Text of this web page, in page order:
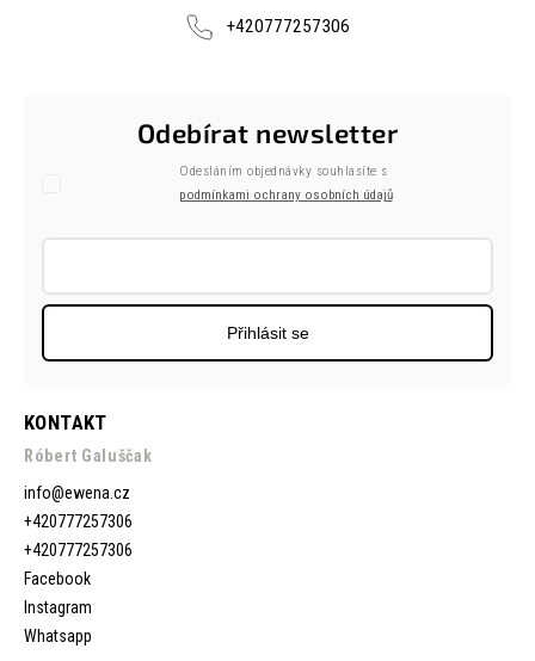
+420777257306
KONTAKT
Róbert Galuščak
info@ewena.cz
+420777257306
+420777257306
Facebook
Instagram
Whatsapp
Odebírat newsletter
Odesláním objednávky souhlasíte s
podmínkami ochrany osobních údajů
Přihlásit se